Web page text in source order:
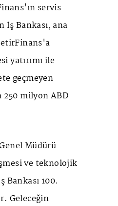
servis
İş Bankası, ana
yatırımı ile
geçmeyen
250 milyon ABD
Müdürü
ve teknolojik
100.
Geleceğin